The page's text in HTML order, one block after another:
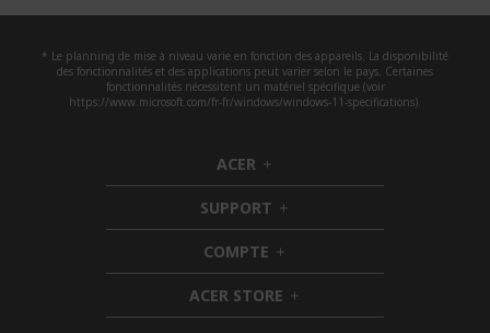
* Le planning de mise à niveau varie en fonction des appareils. La disponibilité
des fonctionnalités et des applications peut varier selon le pays. Certaines
fonctionnalités nécessitent un matériel spécifique (voir
https://www.microsoft.com/fr-fr/windows/windows-11-specifications).
ACER h
i
d
d
e
n
SUPPORT h
i
d
d
e
n
COMPTE h
i
d
d
ACER STORE h
i